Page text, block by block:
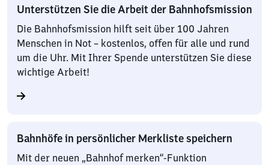
Unterstützen Sie die Arbeit der Bahnhofsmission
Die Bahnhofsmission hilft seit über 100 Jahren
Menschen in Not – kostenlos, offen für alle und rund
um die Uhr. Mit Ihrer Spende unterstützen Sie diese
wichtige Arbeit!
Bahnhöfe in persönlicher Merkliste speichern
Mit der neuen „Bahnhof merken“-Funktion